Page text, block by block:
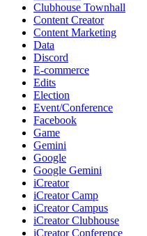
Clubhouse Townhall
Content Creator
Content Marketing
Data
Discord
E-commerce
Edits
Election
Event/Conference
Facebook
Game
Gemini
Google
Google Gemini
iCreator
iCreator Camp
iCreator Campus
iCreator Clubhouse
iCreator Conference